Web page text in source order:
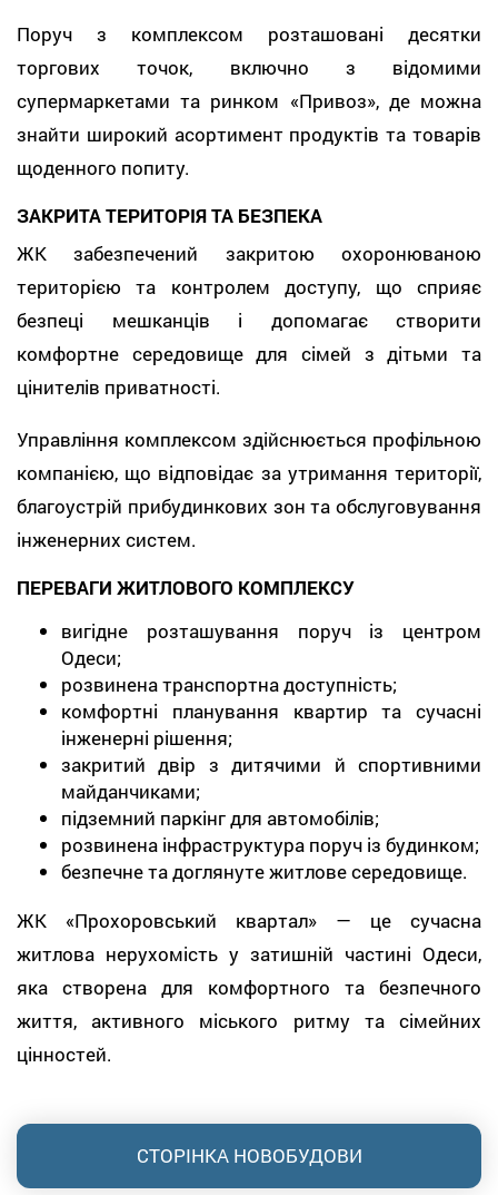
Поруч з комплексом розташовані десятки
торгових точок, включно з відомими
супермаркетами та ринком «Привоз», де можна
знайти широкий асортимент продуктів та товарів
щоденного попиту.
ЗАКРИТА ТЕРИТОРІЯ ТА БЕЗПЕКА
ЖК забезпечений закритою охоронюваною
територією та контролем доступу, що сприяє
безпеці мешканців і допомагає створити
комфортне середовище для сімей з дітьми та
цінителів приватності.
Управління комплексом здійснюється профільною
компанією, що відповідає за утримання території,
благоустрій прибудинкових зон та обслуговування
інженерних систем.
ПЕРЕВАГИ ЖИТЛОВОГО КОМПЛЕКСУ
вигідне розташування поруч із центром
Одеси;
розвинена транспортна доступність;
комфортні планування квартир та сучасні
інженерні рішення;
закритий двір з дитячими й спортивними
майданчиками;
підземний паркінг для автомобілів;
розвинена інфраструктура поруч із будинком;
безпечне та доглянуте житлове середовище.
ЖК «Прохоровський квартал» — це сучасна
житлова нерухомість у затишній частині Одеси,
яка створена для комфортного та безпечного
життя, активного міського ритму та сімейних
цінностей.
СТОРІНКА НОВОБУДОВИ